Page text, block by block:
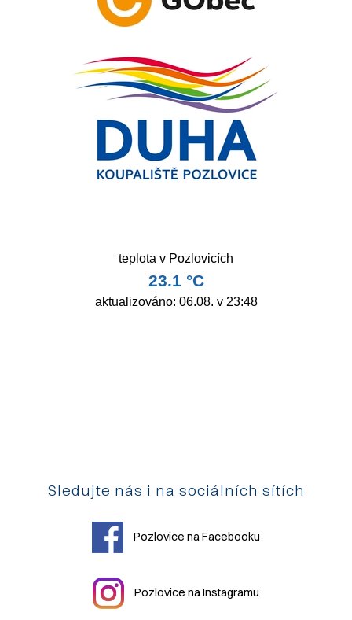
Sledujte nás i na sociálních sítích
Pozlovice na Facebooku
Pozlovice na Instagramu